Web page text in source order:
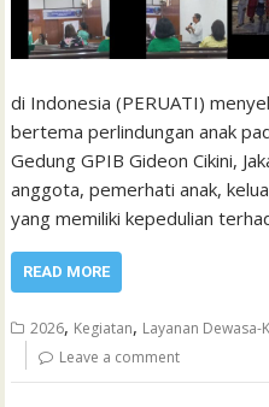
di Indonesia (PERUATI)
bertema perlindungan anak
Gedung GPIB Gideon Cikini,
anggota, pemerhati anak,
yang memiliki kepedulian
READ MORE
2026, Kegiatan, Layanan Dewasa-
Leave a comment